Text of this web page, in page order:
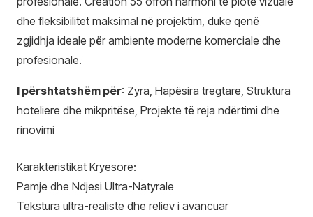
dhe fleksibilitet maksimal në projektim, duke qenë
zgjidhja ideale për ambiente moderne komerciale dhe
profesionale.
I përshtatshëm për: Zyra, Hapësira tregtare, Struktura
hoteliere dhe mikpritëse, Projekte të reja ndërtimi dhe
rinovimi
Karakteristikat Kryesore:
Pamje dhe Ndjesi Ultra-Natyrale
Tekstura ultra-realiste dhe reliev i avancuar